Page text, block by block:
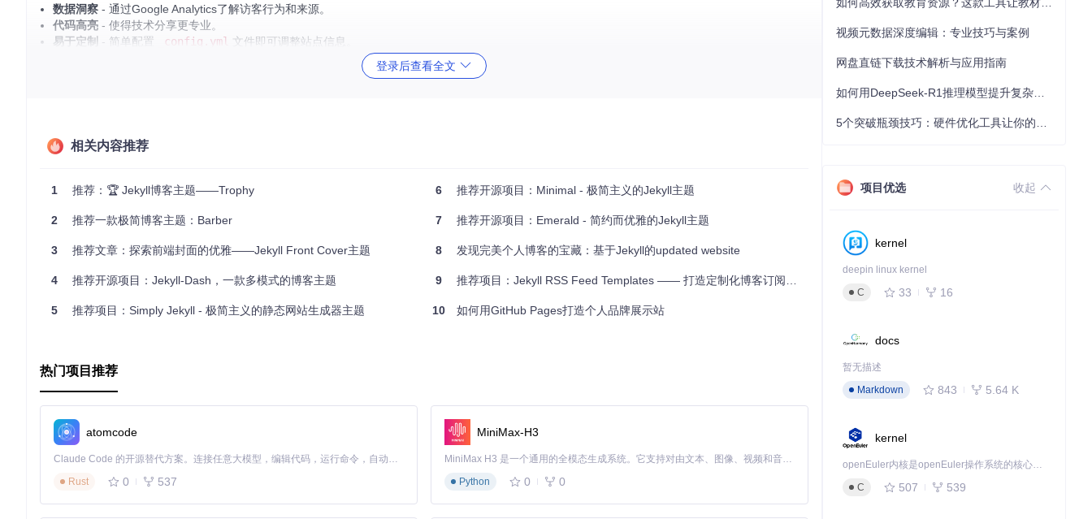
数据洞察 - 通过Google Analytics了解访客行为和来源。
代码高亮 - 使得技术分享更专业。
易于定制 - 简单配置 _config.yml
文件即可调整站点信息。
览器输入localhost:4000
Daktilo遵循 MIT许可证，意味着你可以自由地使用、复制、修改并分发这个项目。
拥抱Daktilo，让你的文字在这个简洁而富有个性的舞台上熠熠生辉。现在就加入，打造属于你的独一无二的在线空间吧！
登录后查看全文
相关内容推荐
1 推荐：🏆 Jekyll博客主题——Trophy
2 推荐一款极简博客主题：Barber
3 推荐文章：探索前端封面的优雅——Jekyll Front Cover主题
4 推荐开源项目：Jekyll-Dash，一款多模式的博客主题
5 推荐项目：Simply Jekyll - 极简主义的静态网站生成器主题
6 推荐开源项目：Minimal - 极简主义的Jekyll主题
7 推荐开源项目：Emerald - 简约而优雅的Jekyll主题
8 发现完美个人博客的宝藏：基于Jekyll的updated website
9 推荐项目：Jekyll RSS Feed Templates —— 打造定制化博客订阅体验
10 如何用GitHub Pages打造个人品牌展示站
热门项目推荐
atomcode
Claude Code 的开源替代方案。连接任意大模型，编辑代码，运行命令，自动验证 — 全自动执行。用 Rust 构建，极致性能。 ｜ An open-source alternative to Claude Code. Connect any LLM, edit code, run commands, and verify changes — autonomously. Built in Rust for speed. Get Started
Rust
0 537
MiniMax-H3
MiniMax H3 是一个通用的全模态生成系统。它支持对由文本、图像、视频和音频组成的多模态上下文进行统一理解，并能生成分辨率高达 2K、时长可达 15 秒的带原生立体声音频的视频。得益于面向任务泛化的系统设计，H3 在预训练阶段就已具备广泛的多模态上下文理解与生成能力，能够出色地执行复杂的多模态指令。
Python
0 0
视频元数据深度编辑：专业技巧与案例
网盘直链下载技术解析与应用指南
项目优选 收起
kernel
deepin linux kernel
C
33 16
docs
暂无描述
Markdown
843 5.64 K
kernel
openEuler内核是openEuler操作系统的核心，既是系统性能与稳定性的基石，也是连接处理器、设备与服务的桥梁。
C
507 539